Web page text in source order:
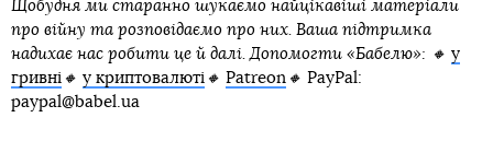
Щобудня ми старанно шукаємо найцікавіші матеріали
про війну та розповідаємо про них. Ваша підтримка
надихає нас робити це й далі. Допомогти «Бабелю»: 🔸 у
гривні 🔸 у криптовалюті 🔸 Patreon 🔸 PayPal:
paypal@babel.ua